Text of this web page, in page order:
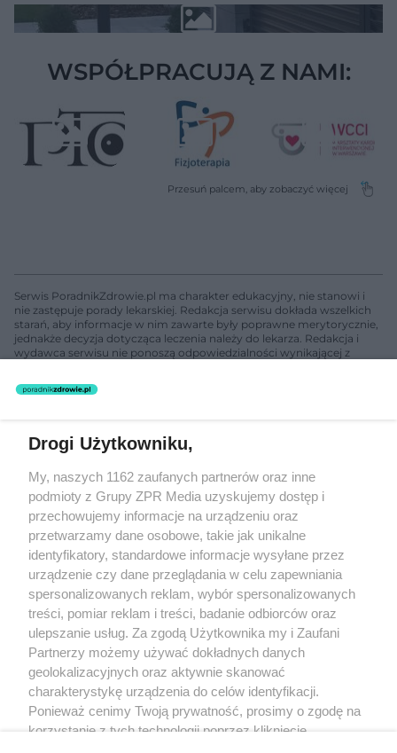
WSPÓŁPRACUJĄ Z NAMI:
Serwis PoradnikZdrowie.pl ma charakter edukacyjny, nie stanowi i
nie zastępuje porady lekarskiej. Redakcja serwisu dokłada wszelkich
starań, aby informacje w nim zawarte były poprawne merytorycznie,
jednakże decyzja dotycząca leczenia należy do lekarza. Redakcja i
wydawca serwisu nie ponoszą odpowiedzialności wynikającej z
świadczeń zdrowotnych w rozumieniu art. 3 ust 1 ustawy o
rozpowszechniany lub dalej rozpowszechniany w jakikolwiek sposób
(w tym także elektroniczny lub mechaniczny) na jakimkolwiek polu
eksploatacji w jakiejkolwiek formie, włącznie z umieszczaniem w
Internecie bez pisemnej zgody właściciela praw. Jakiekolwiek użycie
lub wykorzystanie utworów w całości lub w części z naruszeniem
prawa, tzn. bez właściwej zgody, jest zabronione pod groźbą kary i
może być ścigane prawnie.
O nas
Informacje prawne
Drogi Użytkowniku,
My, naszych 1162 zaufanych partnerów oraz inne
podmioty z Grupy ZPR Media uzyskujemy dostęp i
przechowujemy informacje na urządzeniu oraz
przetwarzamy dane osobowe, takie jak unikalne
identyfikatory, standardowe informacje wysyłane przez
urządzenie czy dane przeglądania w celu zapewniania
spersonalizowanych reklam, wybór spersonalizowanych
treści, pomiar reklam i treści, badanie odbiorców oraz
ulepszanie usług. Za zgodą Użytkownika my i Zaufani
Partnerzy możemy używać dokładnych danych
geolokalizacyjnych oraz aktywnie skanować
charakterystykę urządzenia do celów identyfikacji.
Ponieważ cenimy Twoją prywatność, prosimy o zgodę na
korzystanie z tych technologii poprzez kliknięcie